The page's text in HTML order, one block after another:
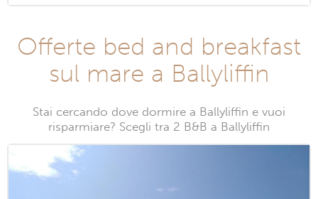
Offerte bed and breakfast
sul mare a Ballyliffin
Stai cercando dove dormire a Ballyliffin e vuoi
risparmiare? Scegli tra 2 B&B a Ballyliffin